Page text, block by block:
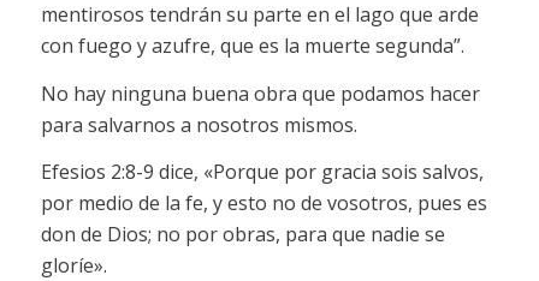
mentirosos tendrán su parte en el lago que arde
con fuego y azufre, que es la muerte segunda”.
No hay ninguna buena obra que podamos hacer
para salvarnos a nosotros mismos.
Efesios 2:8-9 dice, «Porque por gracia sois salvos,
por medio de la fe, y esto no de vosotros, pues es
don de Dios; no por obras, para que nadie se
gloríe».